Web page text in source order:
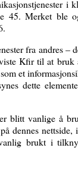
i
45. Merket ble
fra andres –
Kfir til at bruk
et
dette
blitt vanlige å
dennes nettside,
brukt i